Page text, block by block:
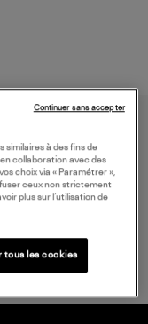
similaires à des fins de
collaboration avec des
choix via « Paramétrer »,
ceux non strictement
plus sur l’utilisation de
tous les cookies
Continuer sans accepter